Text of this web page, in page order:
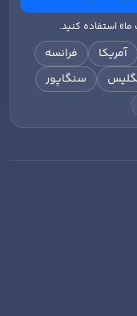
استفاده کنید.
آمریکا
فرانسه
سنگاپور